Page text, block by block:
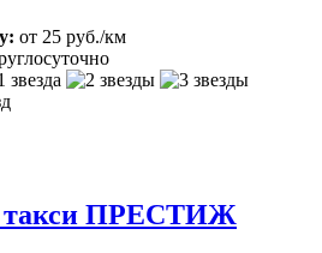
от 25 руб./км
такси ПРЕСТИЖ